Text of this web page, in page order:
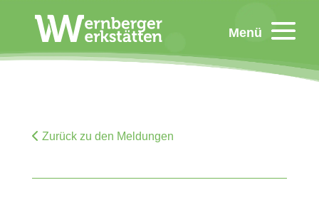
Menü
Zurück zu den Meldungen